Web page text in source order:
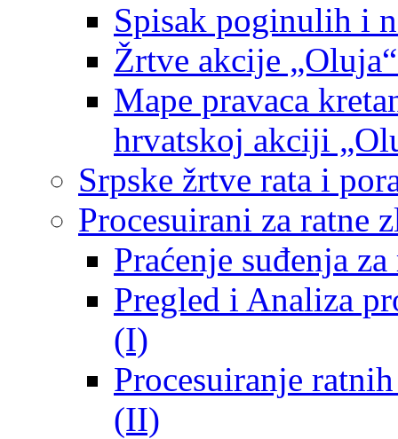
Spisak poginulih i
Žrtve akcije
Mape pravaca
hrvatskoj akciji
Srpske žrtve rata i
Procesuirani za ratne
Praćenje suđenja
Pregled i Analiza
(I)
Procesuiranje
(II)